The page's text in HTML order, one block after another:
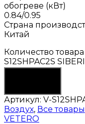
обогреве (кВт)
0.84/0.95
Страна
Китай
Количество
S12SHPAC2S
Артикул: V-
Воздух, Все товары
VETERO